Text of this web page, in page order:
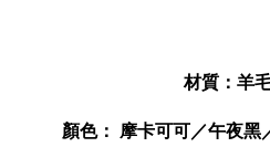
材質：羊
顏色： 摩卡可可／午夜黑